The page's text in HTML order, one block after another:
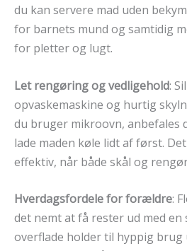
du kan servere mad uden
for barnets mund og samtidig
for pletter og lugt.
Let rengøring og vedligehold:
opvaskemaskine og hurtig
du bruger mikroovn, anbefales
lade maden køle lidt af først.
effektiv, når både skål og
Hverdagsfordele for forældre:
det nemt at få rester ud med en
overflade holder til hyppig brug